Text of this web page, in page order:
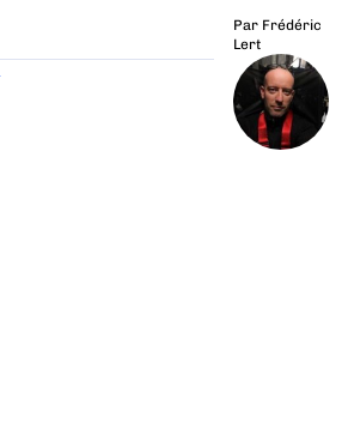
Par Frédéric
Lert